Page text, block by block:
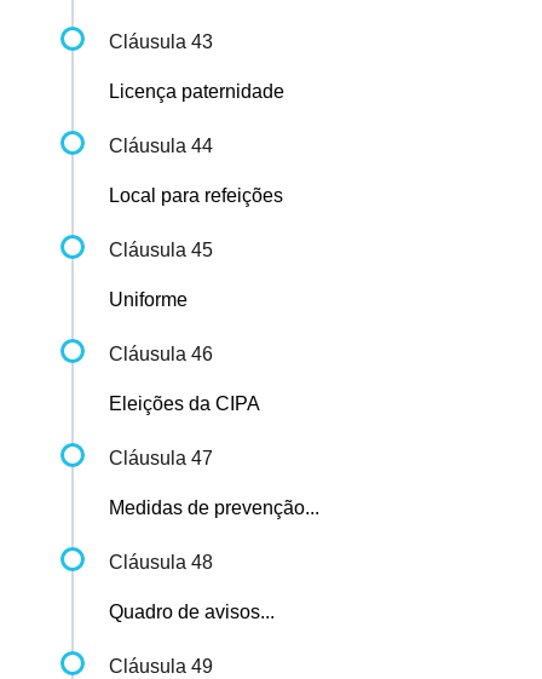
Cláusula 43
Licença paternidade
Cláusula 44
Local para refeições
Cláusula 45
Uniforme
Cláusula 46
Eleições da CIPA
Cláusula 47
Medidas de prevenção...
Cláusula 48
Quadro de avisos...
Cláusula 49